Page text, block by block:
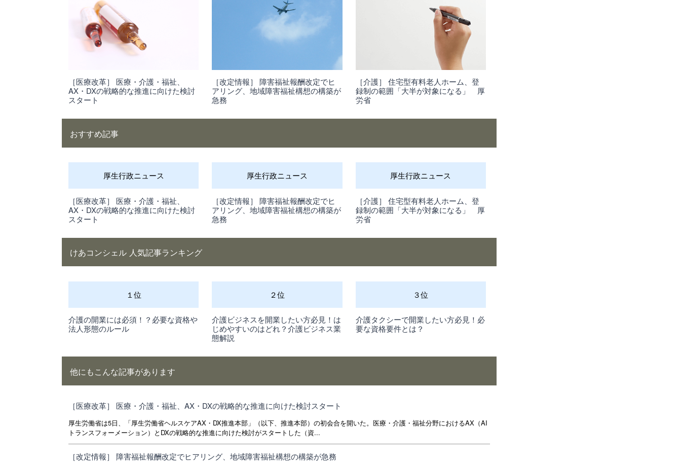
［医療改革］ 医療・介護・福祉、
AX・DXの戦略的な推進に向けた検討
スタート
［改定情報］ 障害福祉報酬改定でヒ
アリング、地域障害福祉構想の構築が
急務
［介護］ 住宅型有料老人ホーム、登
録制の範囲「大半が対象になる」 厚
労省
おすすめ記事
厚生行政ニュース
［医療改革］ 医療・介護・福祉、
AX・DXの戦略的な推進に向けた検討
スタート
厚生行政ニュース
［改定情報］ 障害福祉報酬改定でヒ
アリング、地域障害福祉構想の構築が
急務
厚生行政ニュース
［介護］ 住宅型有料老人ホーム、登
録制の範囲「大半が対象になる」 厚
労省
けあコンシェル 人気記事ランキング
１位
介護の開業には必須！？必要な資格や
法人形態のルール
２位
介護ビジネスを開業したい方必見！は
じめやすいのはどれ？介護ビジネス業
態解説
３位
介護タクシーで開業したい方必見！必
要な資格要件とは？
他にもこんな記事があります
［医療改革］ 医療・介護・福祉、AX・DXの戦略的な推進に向けた検討スタート
厚生労働省は5日、「厚生労働省ヘルスケアAX・DX推進本部」（以下、推進本部）の初会合を開いた。医療・介護・福祉分野におけるAX（AI
トランスフォーメーション）とDXの戦略的な推進に向けた検討がスタートした（資...
［改定情報］ 障害福祉報酬改定でヒアリング、地域障害福祉構想の構築が急務